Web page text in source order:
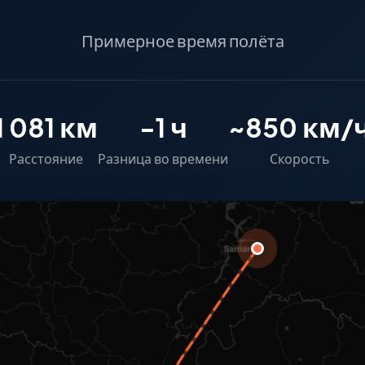
Примерное время полёта
081 км
Расстояние
-1 ч
Разница во времени
~850 км/
Скорость